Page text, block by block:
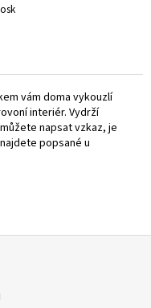
vám doma vykouzlí
interiér. Vydrží
napsat vzkaz, je
popsané u